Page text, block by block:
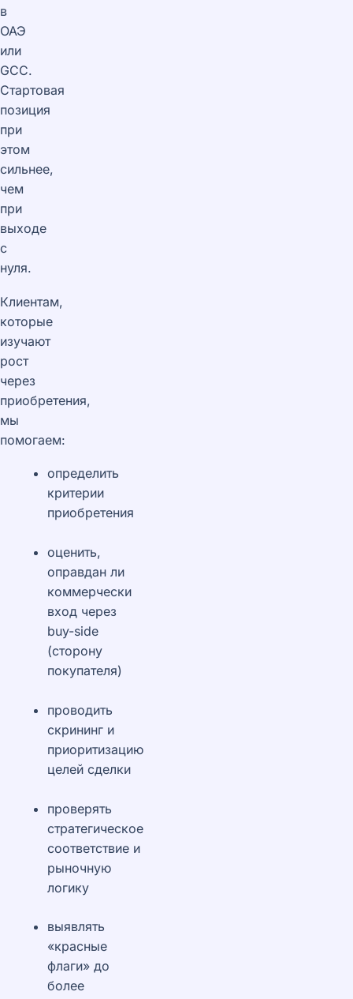
в
ОАЭ
или
GCC.
Стартовая
позиция
при
этом
сильнее,
чем
при
выходе
с
нуля.
Клиентам,
которые
изучают
рост
через
приобретения,
мы
помогаем:
определить
критерии
приобретения
оценить,
оправдан ли
коммерчески
вход через
buy-side
(сторону
покупателя)
проводить
скрининг и
приоритизацию
целей сделки
проверять
стратегическое
соответствие и
рыночную
логику
выявлять
«красные
флаги» до
более